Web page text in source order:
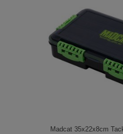
Madcat 35x22x8cm